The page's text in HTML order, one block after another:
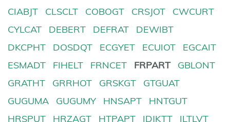
CIABJT
CLSCLT COBOGT CRSJOT
CWCURT
CYLCAT
DEBERT DEFRAT
DEWIBT
DKCPHT
DOSDQT ECGYET ECUIOT
EGCAIT
ESMADT
FIHELT FRNCET FRPART
GBLONT
GRATHT
GRRHOT GRSKGT
GTGUAT
GUGUMA
GUGUMY HNSAPT
HNTGUT
HRSPUT
HRZAGT HTPAPT IDJKTT ILTLVT